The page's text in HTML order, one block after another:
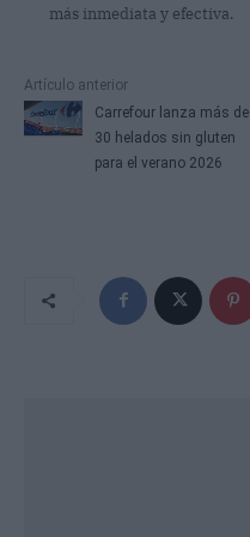
más inmediata y efectiva.
Artículo anterior
Carrefour lanza más de
30 helados sin gluten
para el verano 2026